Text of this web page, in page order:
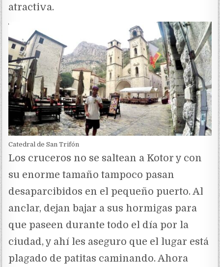
atractiva.
Catedral de San Trifón
Los cruceros no se saltean a Kotor y con
su enorme tamaño tampoco pasan
desaparcibidos en el pequeño puerto. Al
anclar, dejan bajar a sus hormigas para
que paseen durante todo el día por la
ciudad, y ahí les aseguro que el lugar está
plagado de patitas caminando. Ahora